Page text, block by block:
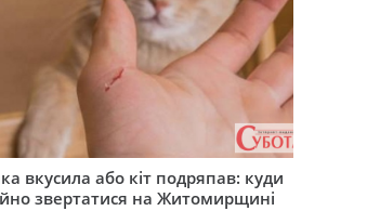
вкусила або кіт подряпав: куди
звертатися на Житомирщині